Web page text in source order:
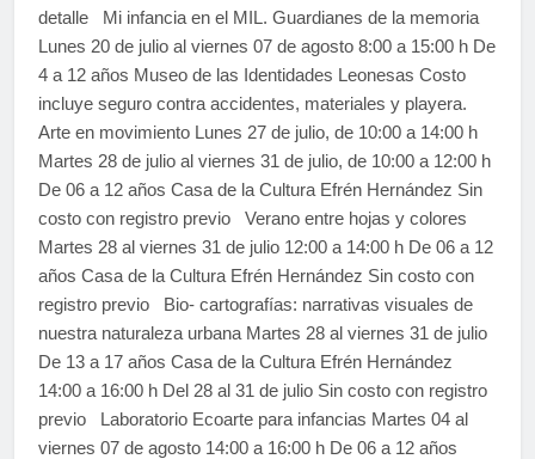
detalle Mi infancia en el MIL. Guardianes de la memoria
Lunes 20 de julio al viernes 07 de agosto 8:00 a 15:00 h De
4 a 12 años Museo de las Identidades Leonesas Costo
incluye seguro contra accidentes, materiales y playera.
Arte en movimiento Lunes 27 de julio, de 10:00 a 14:00 h
Martes 28 de julio al viernes 31 de julio, de 10:00 a 12:00 h
De 06 a 12 años Casa de la Cultura Efrén Hernández Sin
costo con registro previo Verano entre hojas y colores
Martes 28 al viernes 31 de julio 12:00 a 14:00 h De 06 a 12
años Casa de la Cultura Efrén Hernández Sin costo con
registro previo Bio- cartografías: narrativas visuales de
nuestra naturaleza urbana Martes 28 al viernes 31 de julio
De 13 a 17 años Casa de la Cultura Efrén Hernández
14:00 a 16:00 h Del 28 al 31 de julio Sin costo con registro
previo Laboratorio Ecoarte para infancias Martes 04 al
viernes 07 de agosto 14:00 a 16:00 h De 06 a 12 años